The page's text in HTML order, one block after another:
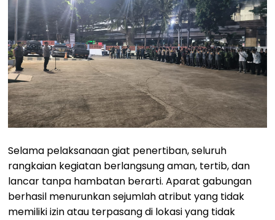
Selama pelaksanaan giat penertiban, seluruh
rangkaian kegiatan berlangsung aman, tertib, dan
lancar tanpa hambatan berarti. Aparat gabungan
berhasil menurunkan sejumlah atribut yang tidak
memiliki izin atau terpasang di lokasi yang tidak